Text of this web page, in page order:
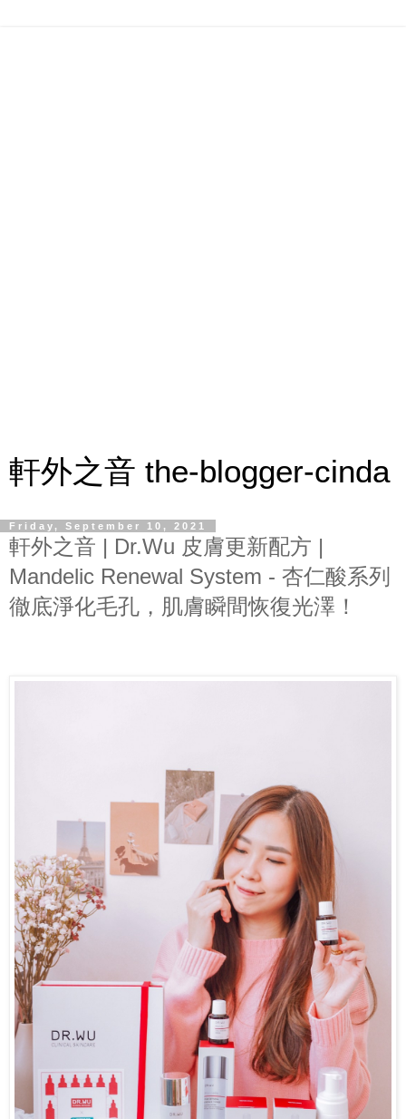
軒外之音 the-blogger-cinda
Friday, September 10, 2021
軒外之音 | Dr.Wu 皮膚更新配方 |
Mandelic Renewal System - 杏仁酸系列
徹底淨化毛孔，肌膚瞬間恢復光澤！